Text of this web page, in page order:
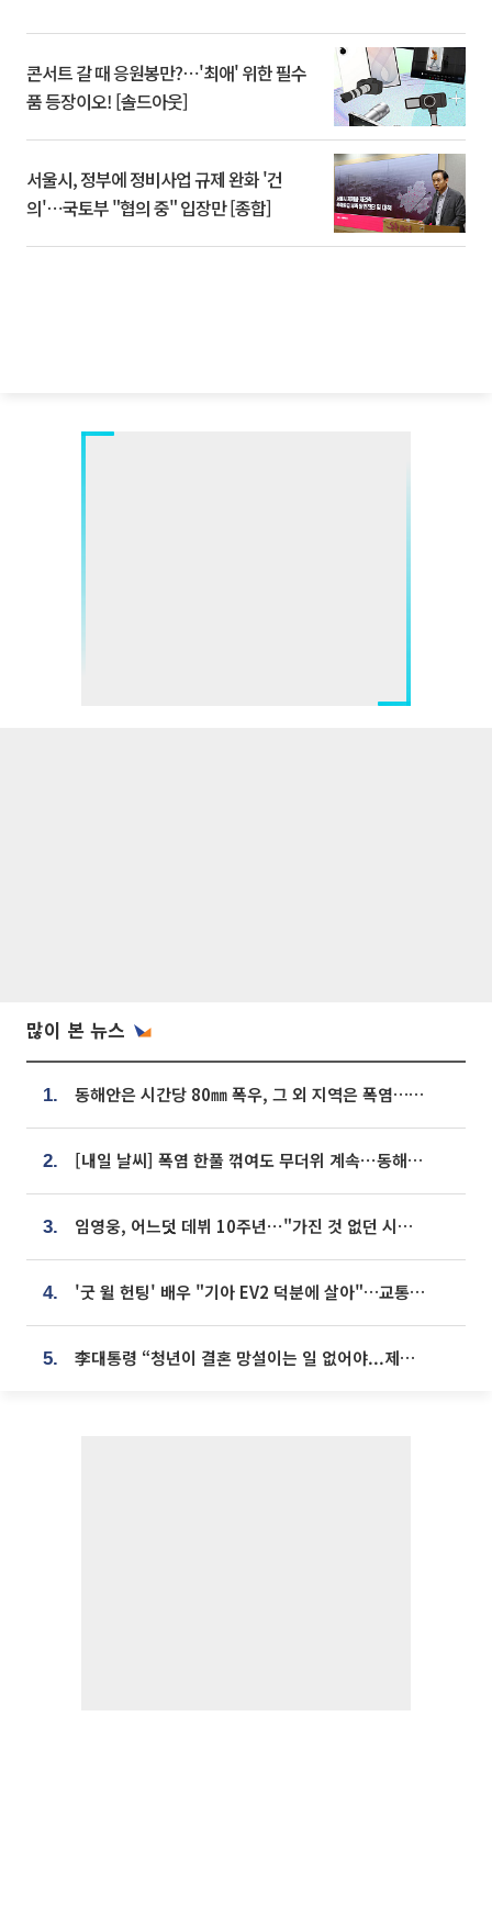
콘서트 갈 때 응원봉만?⋯'최애' 위한 필수
품 등장이오! [솔드아웃]
서울시, 정부에 정비사업 규제 완화 '건
의'⋯국토부 "협의 중" 입장만 [종합]
많이 본 뉴스
1. 동해안은 시간당 80㎜ 폭우, 그 외 지역은 폭염…‘극과 극 날씨’
2. [내일 날씨] 폭염 한풀 꺾여도 무더위 계속⋯동해안 이틀 연속 비
3. 임영웅, 어느덧 데뷔 10주년⋯"가진 것 없던 시절, 내 앞엔 20명의 팬뿐"
4. '굿 윌 헌팅' 배우 "기아 EV2 덕분에 살아"…교통사고 후 안전성 극찬
5. 李대통령 “청년이 결혼 망설이는 일 없어야...제도상 불이익 조사”